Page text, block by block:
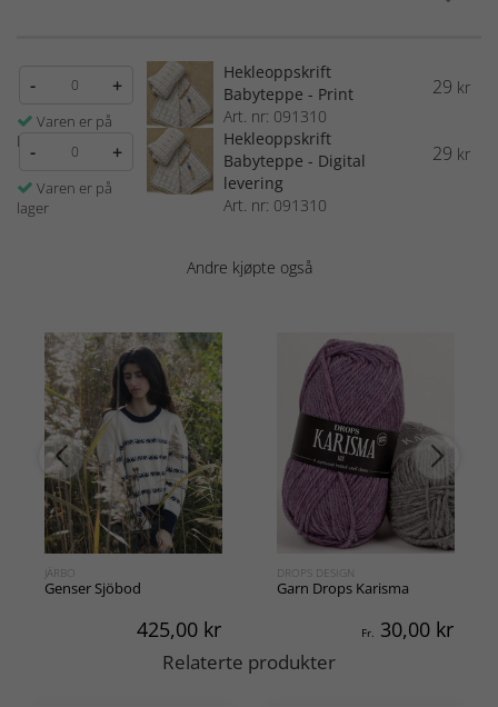
- +
Varen er på
lager
Hekleoppskrift
Babyteppe - Print
Art. nr: 091310
29 kr
- +
Varen er på
lager
Hekleoppskrift
Babyteppe - Digital
levering
Art. nr: 091310
29 kr
Andre kjøpte også
JÄRBO
Genser Sjöbod
425,00 kr
DROPS DESIGN
Garn Drops Karisma
Fr. 30,00 kr
Relaterte produkter